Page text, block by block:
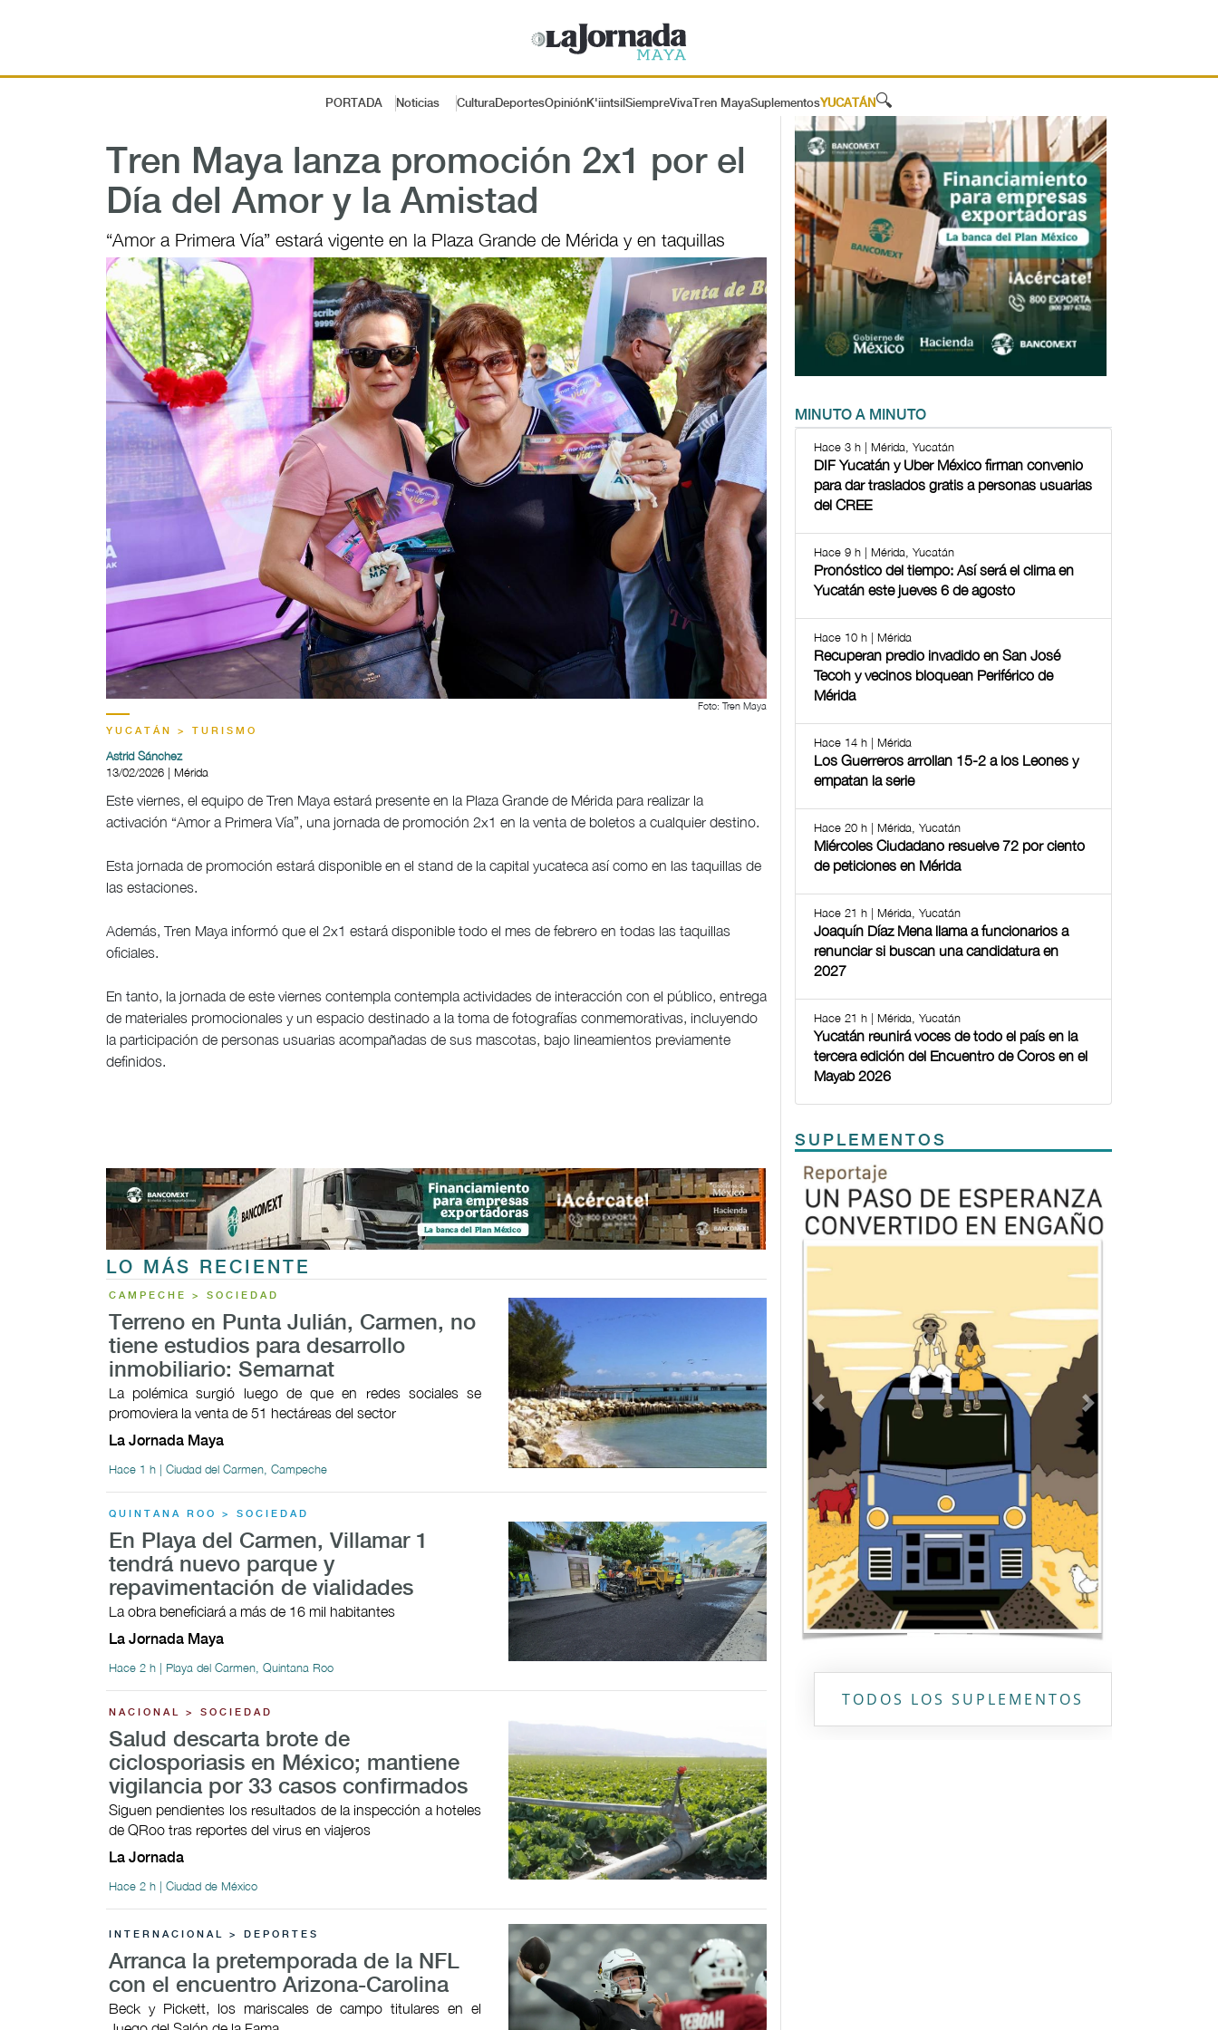
PORTADA Noticias CulturaDeportesOpiniónK'iintsil SiempreViva Tren MayaSuplementosYUCATÁN 🔍
Tren Maya lanza promoción 2x1 por el
Día del Amor y la Amistad
“Amor a Primera Vía” estará vigente en la Plaza Grande de Mérida y en taquillas
Foto: Tren Maya
YUCATÁN > TURISMO
Astrid Sánchez
13/02/2026 | Mérida
Este viernes, el equipo de Tren Maya estará presente en la Plaza Grande de Mérida para realizar la
activación “Amor a Primera Vía”, una jornada de promoción 2x1 en la venta de boletos a cualquier destino.
Esta jornada de promoción estará disponible en el stand de la capital yucateca así como en las taquillas de
las estaciones.
Además, Tren Maya informó que el 2x1 estará disponible todo el mes de febrero en todas las taquillas
oficiales.
En tanto, la jornada de este viernes contempla contempla actividades de interacción con el público, entrega
de materiales promocionales y un espacio destinado a la toma de fotografías conmemorativas, incluyendo
la participación de personas usuarias acompañadas de sus mascotas, bajo lineamientos previamente
definidos.
LO MÁS RECIENTE
CAMPECHE > SOCIEDAD
Terreno en Punta Julián, Carmen, no
tiene estudios para desarrollo
inmobiliario: Semarnat
La polémica surgió luego de que en redes sociales se
promoviera la venta de 51 hectáreas del sector
La Jornada Maya
Hace 1 h | Ciudad del Carmen, Campeche
QUINTANA ROO > SOCIEDAD
En Playa del Carmen, Villamar 1
tendrá nuevo parque y
repavimentación de vialidades
La obra beneficiará a más de 16 mil habitantes
La Jornada Maya
Hace 2 h | Playa del Carmen, Quintana Roo
NACIONAL > SOCIEDAD
Salud descarta brote de
ciclosporiasis en México; mantiene
vigilancia por 33 casos confirmados
Siguen pendientes los resultados de la inspección a hoteles
de QRoo tras reportes del virus en viajeros
La Jornada
Hace 2 h | Ciudad de México
INTERNACIONAL > DEPORTES
Arranca la pretemporada de la NFL
con el encuentro Arizona-Carolina
Beck y Pickett, los mariscales de campo titulares en el
MINUTO A MINUTO
Hace 3 h | Mérida, Yucatán
DIF Yucatán y Uber México firman convenio
para dar traslados gratis a personas usuarias
del CREE
Hace 9 h | Mérida, Yucatán
Pronóstico del tiempo: Así será el clima en
Yucatán este jueves 6 de agosto
Hace 10 h | Mérida
Recuperan predio invadido en San José
Tecoh y vecinos bloquean Periférico de
Mérida
Hace 14 h | Mérida
Los Guerreros arrollan 15-2 a los Leones y
empatan la serie
Hace 20 h | Mérida, Yucatán
Miércoles Ciudadano resuelve 72 por ciento
de peticiones en Mérida
Hace 21 h | Mérida, Yucatán
Joaquín Díaz Mena llama a funcionarios a
renunciar si buscan una candidatura en
2027
Hace 21 h | Mérida, Yucatán
Yucatán reunirá voces de todo el país en la
tercera edición del Encuentro de Coros en el
Mayab 2026
SUPLEMENTOS
Previous Next
TODOS LOS SUPLEMENTOS